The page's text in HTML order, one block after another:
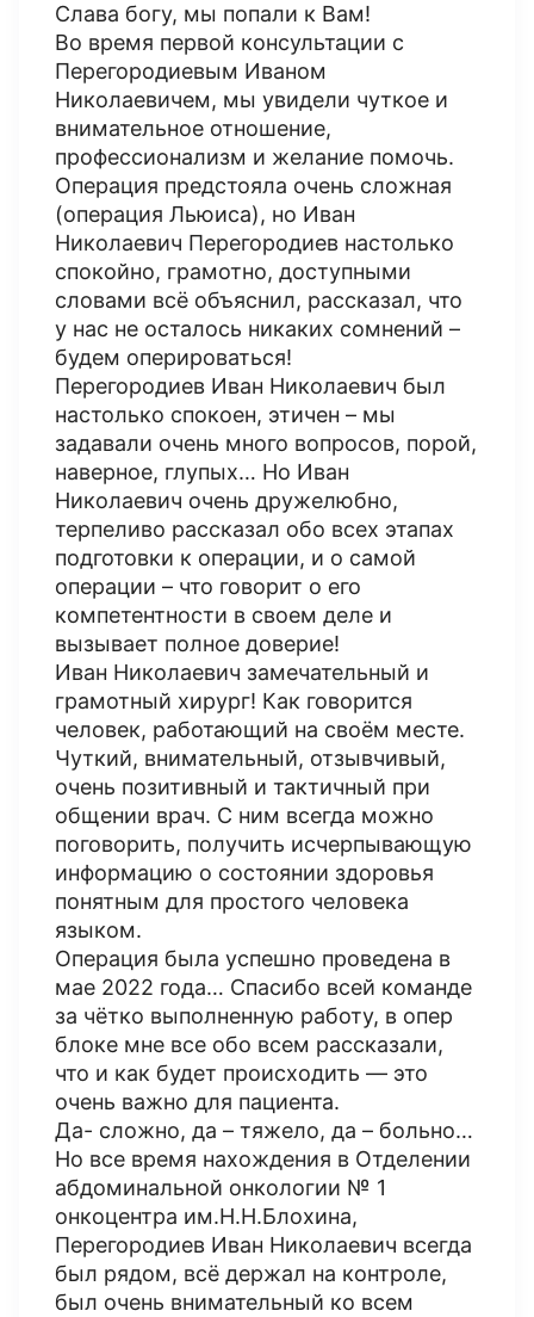
Слава богу, мы попали к Вам!
Во время первой консультации с
Перегородиевым Иваном
Николаевичем, мы увидели чуткое и
внимательное отношение,
профессионализм и желание помочь.
Операция предстояла очень сложная
(операция Льюиса), но Иван
Николаевич Перегородиев настолько
спокойно, грамотно, доступными
словами всё объяснил, рассказал, что
у нас не осталось никаких сомнений –
будем оперироваться!
Перегородиев Иван Николаевич был
настолько спокоен, этичен – мы
задавали очень много вопросов, порой,
наверное, глупых… Но Иван
Николаевич очень дружелюбно,
терпеливо рассказал обо всех этапах
подготовки к операции, и о самой
операции – что говорит о его
компетентности в своем деле и
вызывает полное доверие!
Иван Николаевич замечательный и
грамотный хирург! Как говорится
человек, работающий на своём месте.
Чуткий, внимательный, отзывчивый,
очень позитивный и тактичный при
общении врач. С ним всегда можно
поговорить, получить исчерпывающую
информацию о состоянии здоровья
понятным для простого человека
языком.
Операция была успешно проведена в
мае 2022 года… Спасибо всей команде
за чётко выполненную работу, в опер
блоке мне все обо всем рассказали,
что и как будет происходить — это
очень важно для пациента.
Да- сложно, да – тяжело, да – больно…
Но все время нахождения в Отделении
абдоминальной онкологии № 1
онкоцентра им.Н.Н.Блохина,
Перегородиев Иван Николаевич всегда
был рядом, всё держал на контроле,
был очень внимательный ко всем